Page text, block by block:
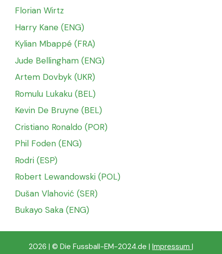
Florian Wirtz
Harry Kane (ENG)
Kylian Mbappé (FRA)
Jude Bellingham (ENG)
Artem Dovbyk (UKR)
Romulu Lukaku (BEL)
Kevin De Bruyne (BEL)
Cristiano Ronaldo (POR)
Phil Foden (ENG)
Rodri (ESP)
Robert Lewandowski (POL)
Dušan Vlahović (SER)
Bukayo Saka (ENG)
2026 | © Die Fussball-EM-2024.de | Impressum |